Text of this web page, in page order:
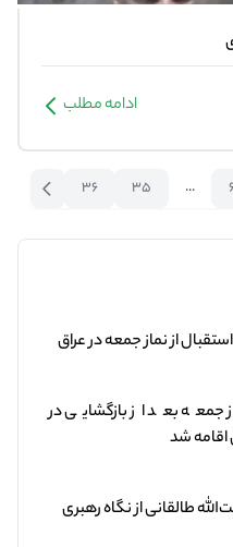
ادامه مطلب
...
35
36
از نماز جمعه در عراق
جمعه بعد از بازگشایی در
شد
طالقانی از نگاه رهبری